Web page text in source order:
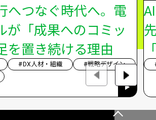
へつなぐ時代へ。電
が「成果へのコミッ
を置き続ける理由
#DX人材・組織
#戦略デザイン
こ